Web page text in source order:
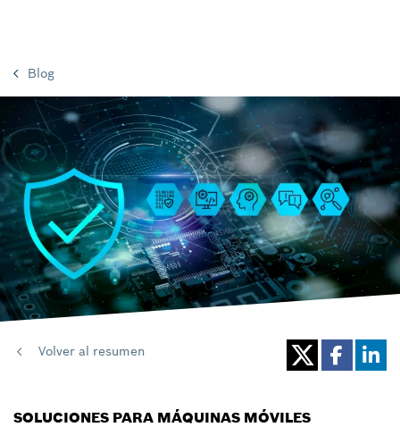
Blog
Volver al resumen
SOLUCIONES PARA MÁQUINAS MÓVILES